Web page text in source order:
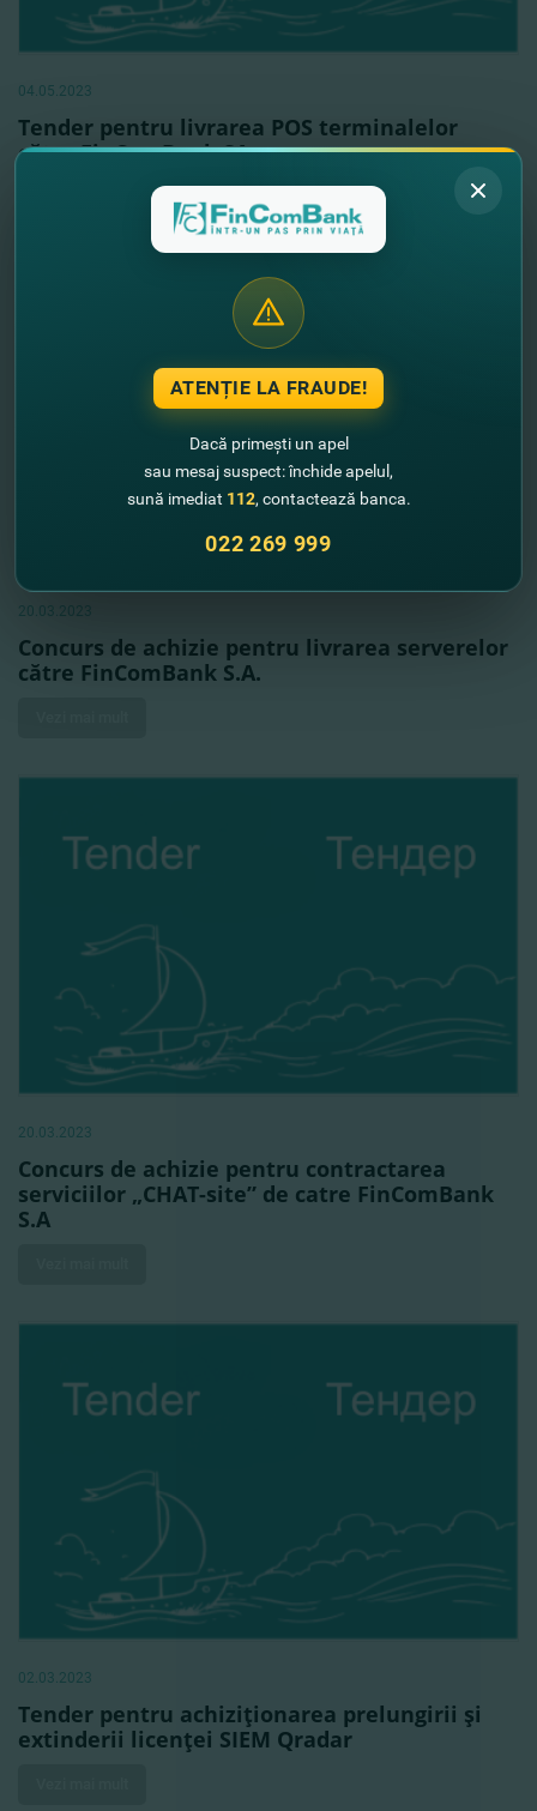
04.05.2023
Tender pentru livrarea POS terminalelor
către FinComBank SA
20.03.2023
Concurs de achizie pentru livrarea serverelor
către FinComBank S.A.
20.03.2023
Concurs de achizie pentru contractarea
serviciilor „CHAT-site” de catre FinComBank
S.A
02.03.2023
Tender pentru achiziţionarea prelungirii şi
extinderii licenţei SIEM Qradar
ATENȚIE LA FRAUDE!
Dacă primești un apel
sau mesaj suspect: închide apelul,
sună imediat 112, contactează banca.
022 269 999